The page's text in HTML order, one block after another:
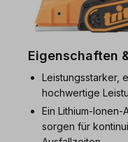
Eigenschaften
Leistungsstarker,
hochwertige
Ein Lithium-
sorgen für